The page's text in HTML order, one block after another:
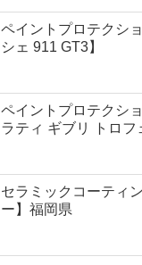
ペイントプロテクシ
シェ 911 GT3】
ペイントプロテクシ
ラティ ギブリ トロフ
セラミックコーティ
ー】福岡県